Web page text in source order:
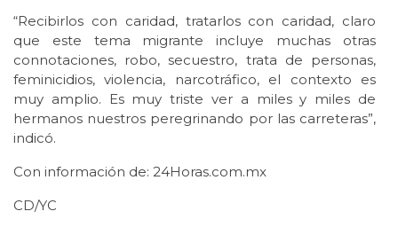
“Recibirlos con caridad, tratarlos con caridad, claro
que este tema migrante incluye muchas otras
connotaciones, robo, secuestro, trata de personas,
feminicidios, violencia, narcotráfico, el contexto es
muy amplio. Es muy triste ver a miles y miles de
hermanos nuestros peregrinando por las carreteras”,
indicó.
Con información de: 24Horas.com.mx
CD/YC